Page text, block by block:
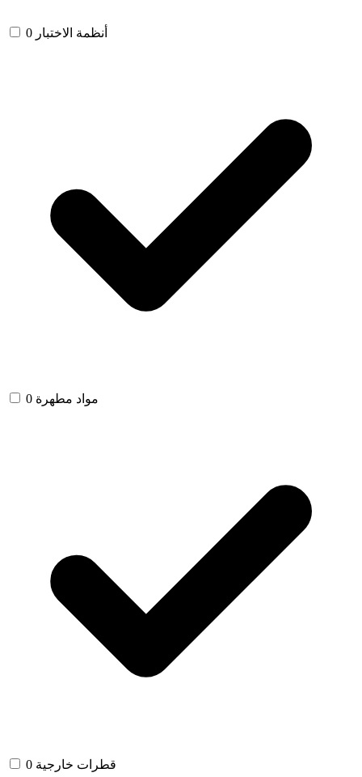
أنظمة الاختبار 0
مواد مطهرة 0
قطرات خارجية 0